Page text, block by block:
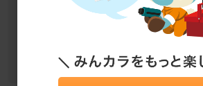
ダイハツ ミゼット
エンジン廻り エンジン
DIY